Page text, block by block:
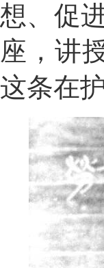
想、促
座，讲
这条在